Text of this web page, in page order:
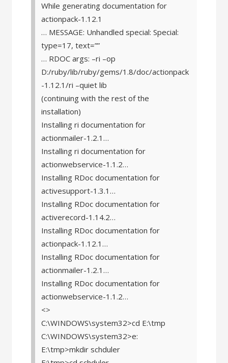
While generating documentation for
actionpack-1.12.1
… MESSAGE: Unhandled special: Special:
type=17, text=””
… RDOC args: –ri –op
D:/ruby/lib/ruby/gems/1.8/doc/actionpack
-1.12.1/ri –quiet lib
(continuing with the rest of the
installation)
Installing ri documentation for
actionmailer-1.2.1…
Installing ri documentation for
actionwebservice-1.1.2…
Installing RDoc documentation for
activesupport-1.3.1…
Installing RDoc documentation for
activerecord-1.14.2…
Installing RDoc documentation for
actionpack-1.12.1…
Installing RDoc documentation for
actionmailer-1.2.1…
Installing RDoc documentation for
actionwebservice-1.1.2…
<>
C:\WINDOWS\system32>cd E:\tmp
C:\WINDOWS\system32>e:
E:\tmp>mkdir schduler